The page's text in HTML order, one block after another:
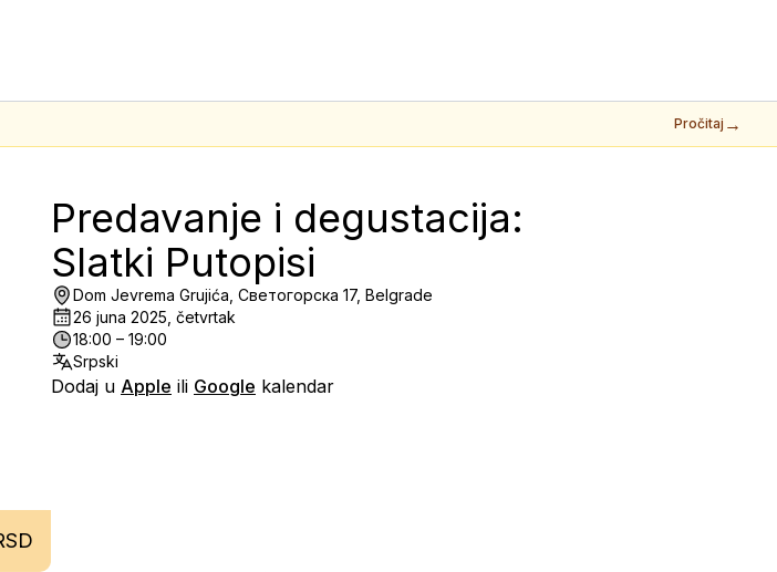
Pročitaj →
Predavanje i degustacija:
Slatki Putopisi
Dom Jevrema Grujića, Светогорска 17, Belgrade
26 juna 2025, četvrtak
18:00 – 19:00
Srpski
Dodaj u Apple ili Google kalendar